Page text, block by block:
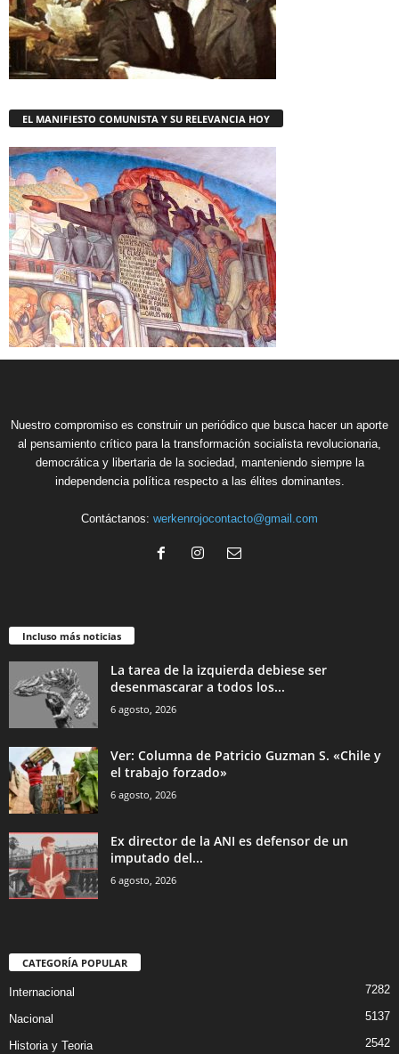
EL MANIFIESTO COMUNISTA Y SU RELEVANCIA HOY
Nuestro compromiso es construir un periódico que busca hacer un aporte
al pensamiento crítico para la transformación socialista revolucionaria,
democrática y libertaria de la sociedad, manteniendo siempre la
independencia política respecto a las élites dominantes.
Contáctanos: werkenrojocontacto@gmail.com
Incluso más noticias
La tarea de la izquierda debiese ser
desenmascarar a todos los...
6 agosto, 2026
Ver: Columna de Patricio Guzman S. «Chile y
el trabajo forzado»
6 agosto, 2026
Ex director de la ANI es defensor de un
imputado del...
6 agosto, 2026
CATEGORÍA POPULAR
Internacional 7282
Nacional 5137
Historia y Teoria 2542